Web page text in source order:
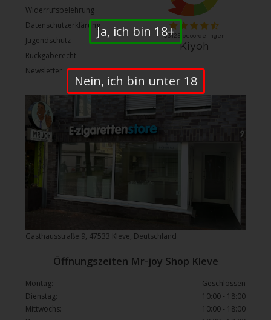
Widerrufsbelehrung
Datenschutzerklärung
Jugendschutz
Rückgaberecht
Newsletter
Gasthausstraße 9, 47533 Kleve, Deutschland
Öffnungszeiten Mr-joy Shop Kleve
Montag:
Geschlossen
Dienstag:
10:00 - 18:00
Mittwochs:
10:00 - 18:00
Ja, ich bin 18+
Nein, ich bin unter 18